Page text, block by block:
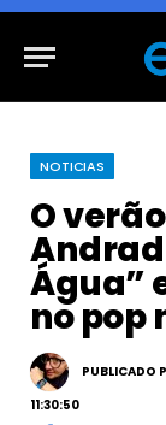
NOTICIAS
O
Água”
no pop
PUBLICADO
11:30:50